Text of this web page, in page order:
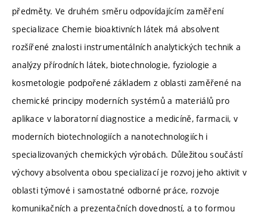
předměty. Ve druhém směru odpovídajícím zaměření
specializace Chemie bioaktivních látek má absolvent
rozšířené znalosti instrumentálních analytických technik a
analýzy přírodních látek, biotechnologie, fyziologie a
kosmetologie podpořené základem z oblasti zaměřené na
chemické principy moderních systémů a materiálů pro
aplikace v laboratorní diagnostice a medicíně, farmacii, v
moderních biotechnologiích a nanotechnologiích i
specializovaných chemických výrobách. Důležitou součástí
výchovy absolventa obou specializací je rozvoj jeho aktivit v
oblasti týmové i samostatné odborné práce, rozvoje
komunikačních a prezentačních dovedností, a to formou